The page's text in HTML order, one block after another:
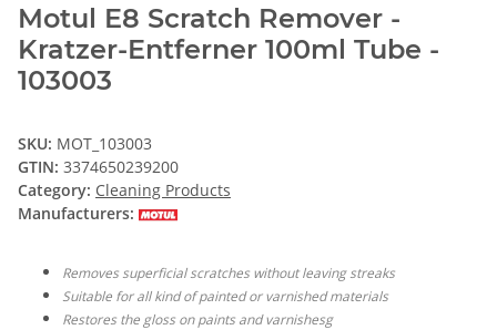
Motul E8 Scratch Remover -
Kratzer-Entferner 100ml Tube -
103003
SKU: MOT_103003
GTIN: 3374650239200
Category: Cleaning Products
Manufacturers:
Removes superficial scratches without leaving streaks
Suitable for all kind of painted or varnished materials
Restores the gloss on paints and varnishesg